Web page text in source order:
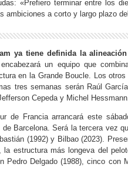
«Prefiero terminar entre los
ambiciones a corto y largo plazo
ya tiene definida la
un equipo que
en la Grande Boucle. Los
tres semanas serán Raúl
Cepeda y Michel
de Francia arrancará este
Barcelona. Será la tercera vez
(1992) y Bilbao (2023).
la estructura más longeva del
Pedro Delgado (1988), cinco con